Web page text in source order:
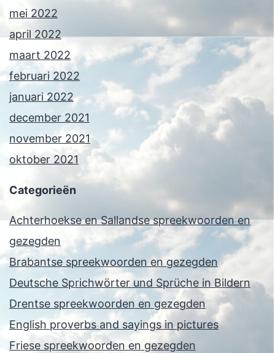
mei 2022
april 2022
maart 2022
februari 2022
januari 2022
december 2021
november 2021
oktober 2021
Categorieën
Achterhoekse en Sallandse spreekwoorden en
gezegden
Brabantse spreekwoorden en gezegden
Deutsche Sprichwörter und Sprüche in Bildern
Drentse spreekwoorden en gezegden
English proverbs and sayings in pictures
Friese spreekwoorden en gezegden